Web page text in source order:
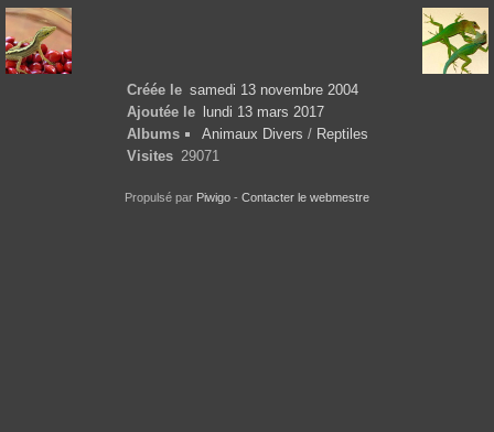
Créée le samedi 13 novembre 2004
Ajoutée le
lundi 13 mars 2017
Albums
Animaux Divers / Reptiles
Visites 29071
Propulsé par Piwigo - Contacter le webmestre